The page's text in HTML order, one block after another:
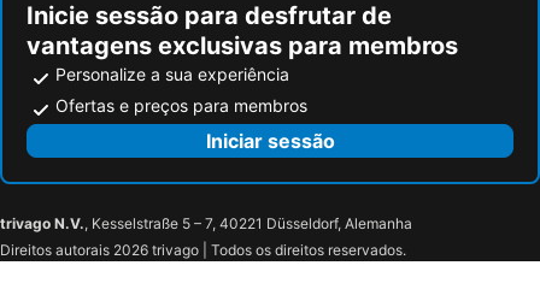
Inicie sessão para desfrutar de
vantagens exclusivas para membros
Personalize a sua experiência
Ofertas e preços para membros
Iniciar sessão
trivago N.V., Kesselstraße 5 – 7, 40221 Düsseldorf, Alemanha
Direitos autorais 2026 trivago | Todos os direitos reservados.